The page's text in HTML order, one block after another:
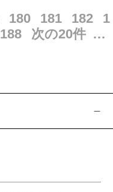
180 181 182
1
188 次の20件 …